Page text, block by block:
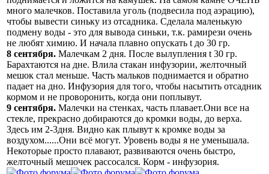
много малечков. Поставила уголь (подвесила под аэрацию),
чтобы вывести синьку из отсадника. Сделала маленькую
подмену воды - это для вывода синьки, т.к. рамирези очень
не любят химию. И начала плавно опускать t до 30 гр.
8 сентября. Малечкам 2 дня. После вылупления t 30 гр.
Барахтаются на дне. Влила стакан инфузории, желточный
мешок стал меньше. Часть мальков поднимается и обратно
падает на дно. Инфузория для того, чтобы насытить отсадник
кормом и не проворонить, когда они поплывут.
9 сентября. Малечки на стенках, часть плавает.Они все на
стекле, прекрасно добираются до кромки воды, до верха.
Здесь им 2-3дня. Видно как плывут к кромке воды за
воздухом......Они всё могут. Уровень воды я не уменьшала.
Некоторые просто плавают, развиваются очень быстро,
желточный мешочек рассосался. Корм - инфузория.